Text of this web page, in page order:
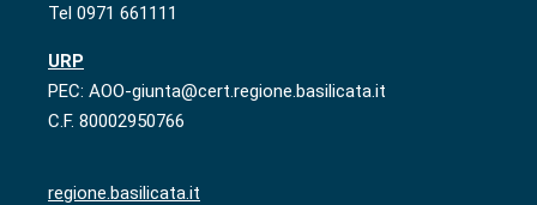
Tel 0971 661111
URP
PEC: AOO-giunta@cert.regione.basilicata.it
C.F. 80002950766
regione.basilicata.it